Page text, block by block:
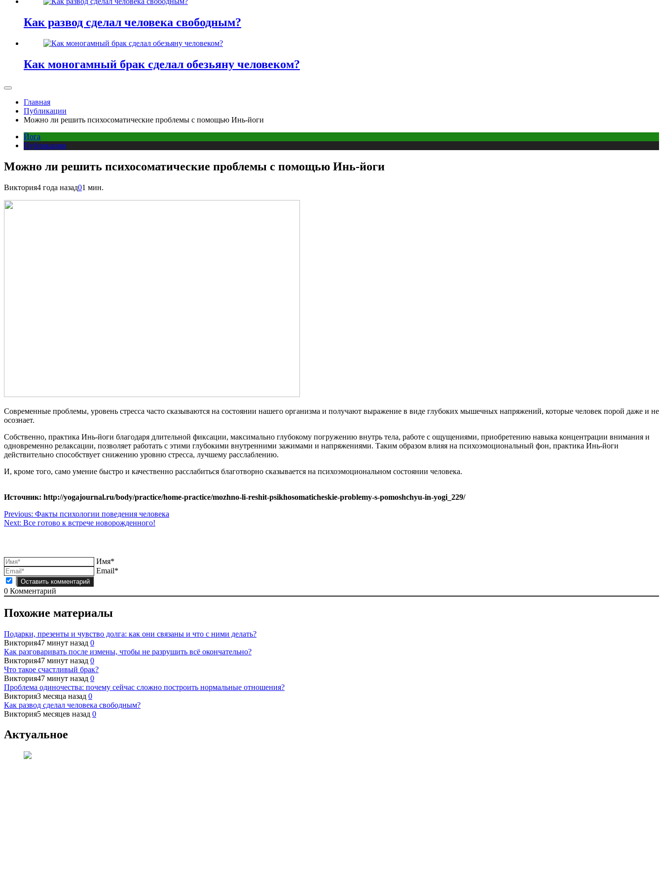
Как развод сделал человека свободным?
Как моногамный брак сделал обезьяну человеком?
Главная
Публикации
Можно ли решить психосоматические проблемы с помощью Инь-йоги
Йога
Публикации
Можно ли решить психосоматические проблемы с помощью Инь-йоги
Виктория4 года назад01 мин.
Современные проблемы, уровень стресса часто сказываются на состоянии нашего организма и получают выражение в виде глубоких мышечных напряжений, которые человек порой даже и не
осознает.
Собственно, практика Инь-йоги благодаря длительной фиксации, максимально глубокому погружению внутрь тела, работе с ощущениями, приобретению навыка концентрации внимания и
одновременно релаксации, позволяет работать с этими глубокими внутренними зажимами и напряжениями. Таким образом влияя на психоэмоциональный фон, практика Инь-йоги
действительно способствует снижению уровню стресса, лучшему расслаблению.
И, кроме того, само умение быстро и качественно расслабиться благотворно сказывается на психоэмоциональном состоянии человека.
Источник: http://yogajournal.ru/body/practice/home-practice/mozhno-li-reshit-psikhosomaticheskie-problemy-s-pomoshchyu-in-yogi_229/
Навигация
по
Previous: Факты психологии поведения человека
Next: Все готово к встрече новорожденного!
Имя*
Email*
0 Комментарий
Похожие материалы
Подарки, презенты и чувство долга: как они связаны и что с ними делать?
Виктория47 минут назад 0
Как разговаривать после измены, чтобы не разрушить всё окончательно?
Виктория47 минут назад 0
Что такое счастливый брак?
Виктория47 минут назад 0
Проблема одиночества: почему сейчас сложно построить нормальные отношения?
Виктория3 месяца назад 0
Как развод сделал человека свободным?
Виктория5 месяцев назад 0
Актуальное